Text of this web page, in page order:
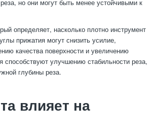
но они могут быть менее устойчивыми к
определяет, насколько плотно инструмент
прижатия могут снизить усилие,
качества поверхности и увеличению
улучшению стабильности реза,
глубины реза.
влияет на